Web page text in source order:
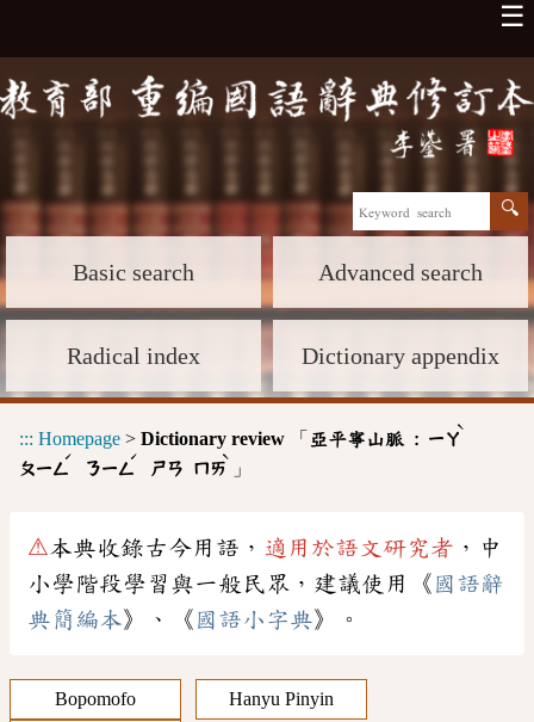
☰
Basic search Advanced search
Radical index Dictionary appendix
::: Homepage > Dictionary review 「 亞平寧山脈 : ㄧㄚ
ˋ
ㄆㄧㄥ
ˊ
ㄋㄧㄥ
ˊ
ㄕㄢ ㄇㄞ
ˋ
」
⚠本典收錄古今用語， 適用於語文研究者 ，中
小學階段學習與一般民眾，建議使用《 國語辭
典簡編本》、《 國語小字典》。
Bopomofo
Hanyu Pinyin